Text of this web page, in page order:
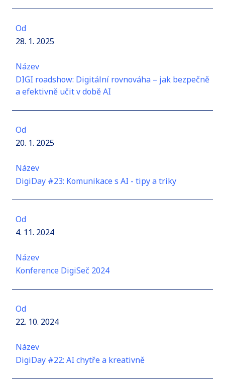
Od
28. 1. 2025
Název
DIGI roadshow: Digitální rovnováha – jak bezpečně
a efektivně učit v době AI
Od
20. 1. 2025
Název
DigiDay #23: Komunikace s AI - tipy a triky
Od
4. 11. 2024
Název
Konference DigiSeč 2024
Od
22. 10. 2024
Název
DigiDay #22: AI chytře a kreativně